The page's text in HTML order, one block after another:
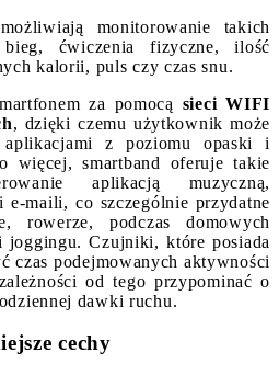
monitorowanie takich
ćwiczenia fizyczne, ilość
kalorii, puls czy czas snu.
za pomocą sieci WIFI
, dzięki czemu użytkownik może
aplikacjami z poziomu opaski i
więcej, smartband oferuje takie
aplikacją muzyczną,
e-maili, co szczególnie przydatne
rowerze, podczas domowych
joggingu. Czujniki, które posiada
czas podejmowanych aktywności
od tego przypominać o
dawki ruchu.
cechy